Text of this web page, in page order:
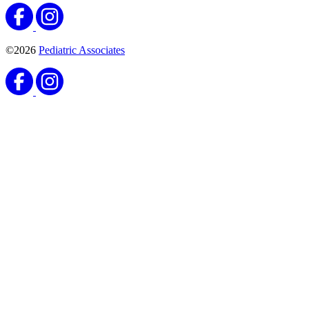
©2026 Pediatric Associates